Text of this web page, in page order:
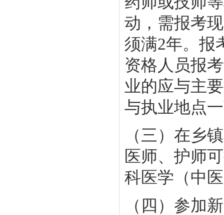
动，需报考
须满2年。报
资格人员报
业的应与主
与执业地点
（三）在乡
医师、护师
科医学（中
（四）参加